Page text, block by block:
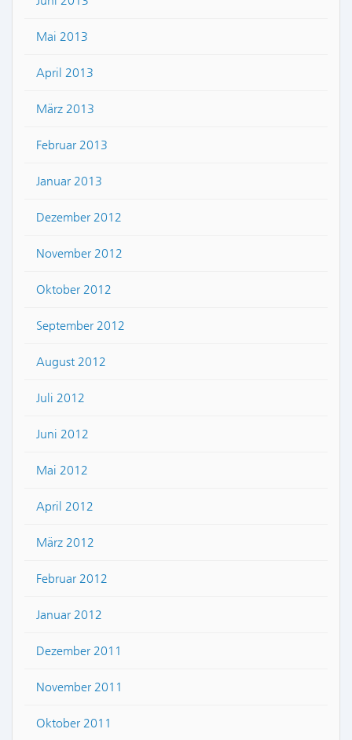
Mai 2013
April 2013
März 2013
Februar 2013
Januar 2013
Dezember 2012
November 2012
Oktober 2012
September 2012
August 2012
Juli 2012
Juni 2012
Mai 2012
April 2012
März 2012
Februar 2012
Januar 2012
Dezember 2011
November 2011
Oktober 2011